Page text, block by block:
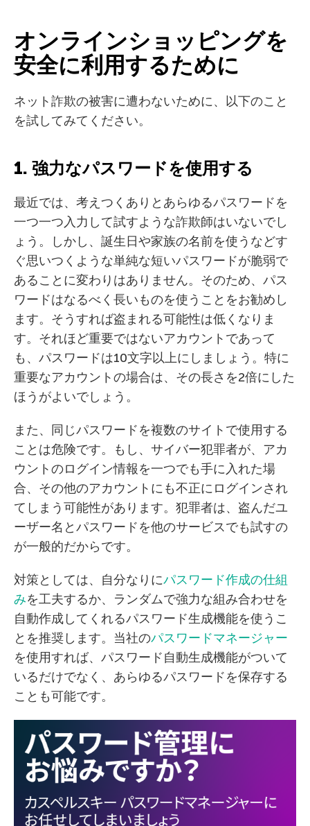
オンラインショッピングを
安全に利用するために
ネット詐欺の被害に遭わないために、以下のこと
を試してみてください。
1. 強力なパスワードを使用する
最近では、考えつくありとあらゆるパスワードを
一つ一つ入力して試すような詐欺師はいないでし
ょう。しかし、誕生日や家族の名前を使うなどす
ぐ思いつくような単純な短いパスワードが脆弱で
あることに変わりはありません。そのため、パス
ワードはなるべく長いものを使うことをお勧めし
ます。そうすれば盗まれる可能性は低くなりま
す。それほど重要ではないアカウントであって
も、パスワードは10文字以上にしましょう。特に
重要なアカウントの場合は、その長さを2倍にした
ほうがよいでしょう。
また、同じパスワードを複数のサイトで使用する
ことは危険です。もし、サイバー犯罪者が、アカ
ウントのログイン情報を一つでも手に入れた場
合、その他のアカウントにも不正にログインされ
てしまう可能性があります。犯罪者は、盗んだユ
ーザー名とパスワードを他のサービスでも試すの
が一般的だからです。
対策としては、自分なりにパスワード作成の仕組
みを工夫するか、ランダムで強力な組み合わせを
自動作成してくれるパスワード生成機能を使うこ
とを推奨します。当社のパスワードマネージャー
を使用すれば、パスワード自動生成機能がついて
いるだけでなく、あらゆるパスワードを保存する
ことも可能です。